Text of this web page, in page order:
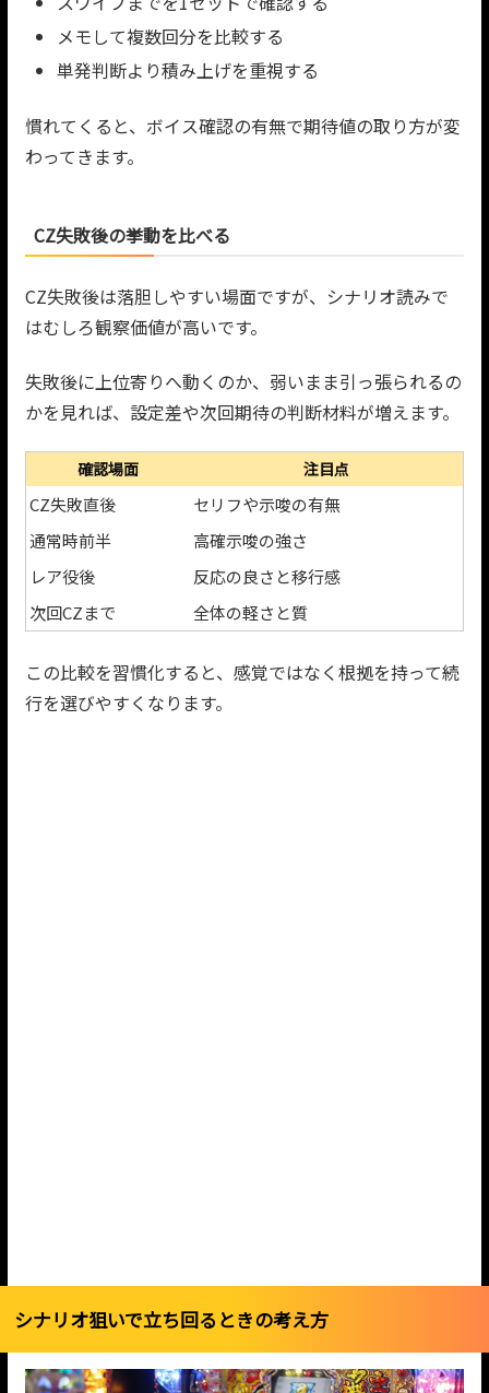
メモして複数回分を比較する
単発判断より積み上げを重視する
慣れてくると、ボイス確認の有無で期待値の取り方が変
わってきます。
CZ失敗後の挙動を比べる
CZ失敗後は落胆しやすい場面ですが、シナリオ読みで
はむしろ観察価値が高いです。
失敗後に上位寄りへ動くのか、弱いまま引っ張られるの
かを見れば、設定差や次回期待の判断材料が増えます。
確認場面 注目点
CZ失敗直後
セリフや示唆の有無
通常時前半
高確示唆の強さ
レア役後
反応の良さと移行感
次回CZまで
全体の軽さと質
この比較を習慣化すると、感覚ではなく根拠を持って続
行を選びやすくなります。
シナリオ狙いで立ち回るときの考え方